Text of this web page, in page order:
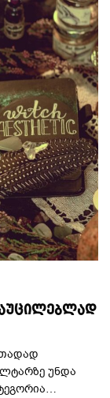
ᲐᲣᲪᲘᲚᲔᲑᲚᲐᲓ
უნდა